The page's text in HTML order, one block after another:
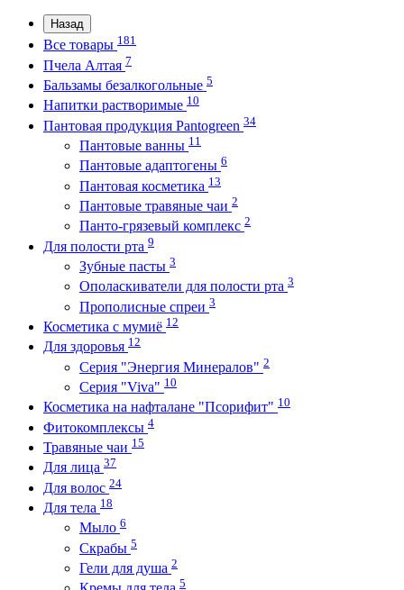
Назад
Все товары 181
Пчела Алтая 7
Бальзамы безалкогольные 5
Напитки растворимые 10
Пантовая продукция Pantogreen 34
Пантовые ванны 11
Пантовые адаптогены 6
Пантовая косметика 13
Пантовые травяные чаи 2
Панто-грязевый комплекс 2
Для полости рта 9
Зубные пасты 3
Ополаскиватели для полости рта 3
Прополисные спреи 3
Косметика с мумиё 12
Для здоровья 12
Серия "Энергия Минералов" 2
Серия "Viva" 10
Косметика на нафталане "Псорифит" 10
Фитокомплексы 4
Травяные чаи 15
Для лица 37
Для волос 24
Для тела 18
Мыло 6
Скрабы 5
Гели для душа 2
5